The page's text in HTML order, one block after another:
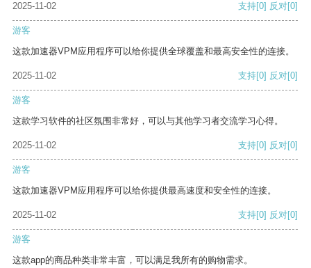
2025-11-02
支持[0] 反对[0]
游客
这款加速器VPM应用程序可以给你提供全球覆盖和最高安全性的连接。
2025-11-02 支持[0] 反对[0]
游客
这款学习软件的社区氛围非常好，可以与其他学习者交流学习心得。
2025-11-02 支持[0] 反对[0]
游客
这款加速器VPM应用程序可以给你提供最高速度和安全性的连接。
2025-11-02 支持[0] 反对[0]
游客
这款app的商品种类非常丰富，可以满足我所有的购物需求。